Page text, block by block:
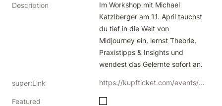
Description
Im Workshop mit Michael
Katzlberger am 11. April tauchst
du tief in die Welt von
Midjourney ein, lernst Theorie,
Praxistipps & Insights und
wendest das Gelernte sofort an.
super:Link https://kupfticket.com/events/ai-for-creatives-midjourney-deep-dive
Featured